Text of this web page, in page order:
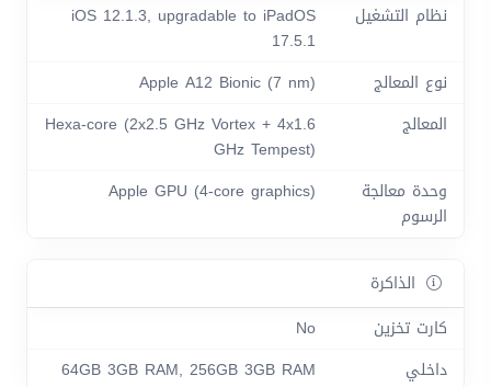
نظام التشغيل
iOS 12.1.3, upgradable to iPadOS
17.5.1
نوع المعالج
Apple A12 Bionic (7 nm)
المعالج
Hexa-core (2x2.5 GHz Vortex + 4x1.6
GHz Tempest)
وحدة معالجة
الرسوم
Apple GPU (4-core graphics)
الذاكرة
كارت تخزين
No
داخلي
64GB 3GB RAM, 256GB 3GB RAM